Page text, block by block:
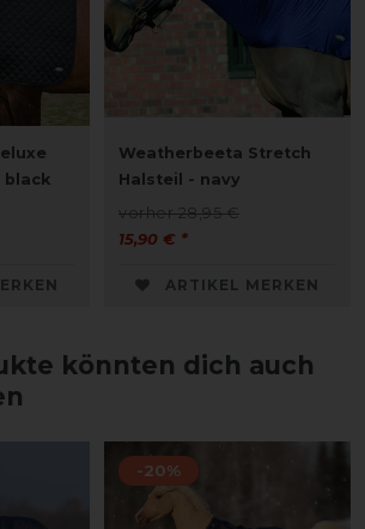
black
Weatherbeeta Stretch
Halsteil - navy
vorher 28,95 €
15,90 € *
ARTIKEL MERKEN
könnten dich auch
-20%